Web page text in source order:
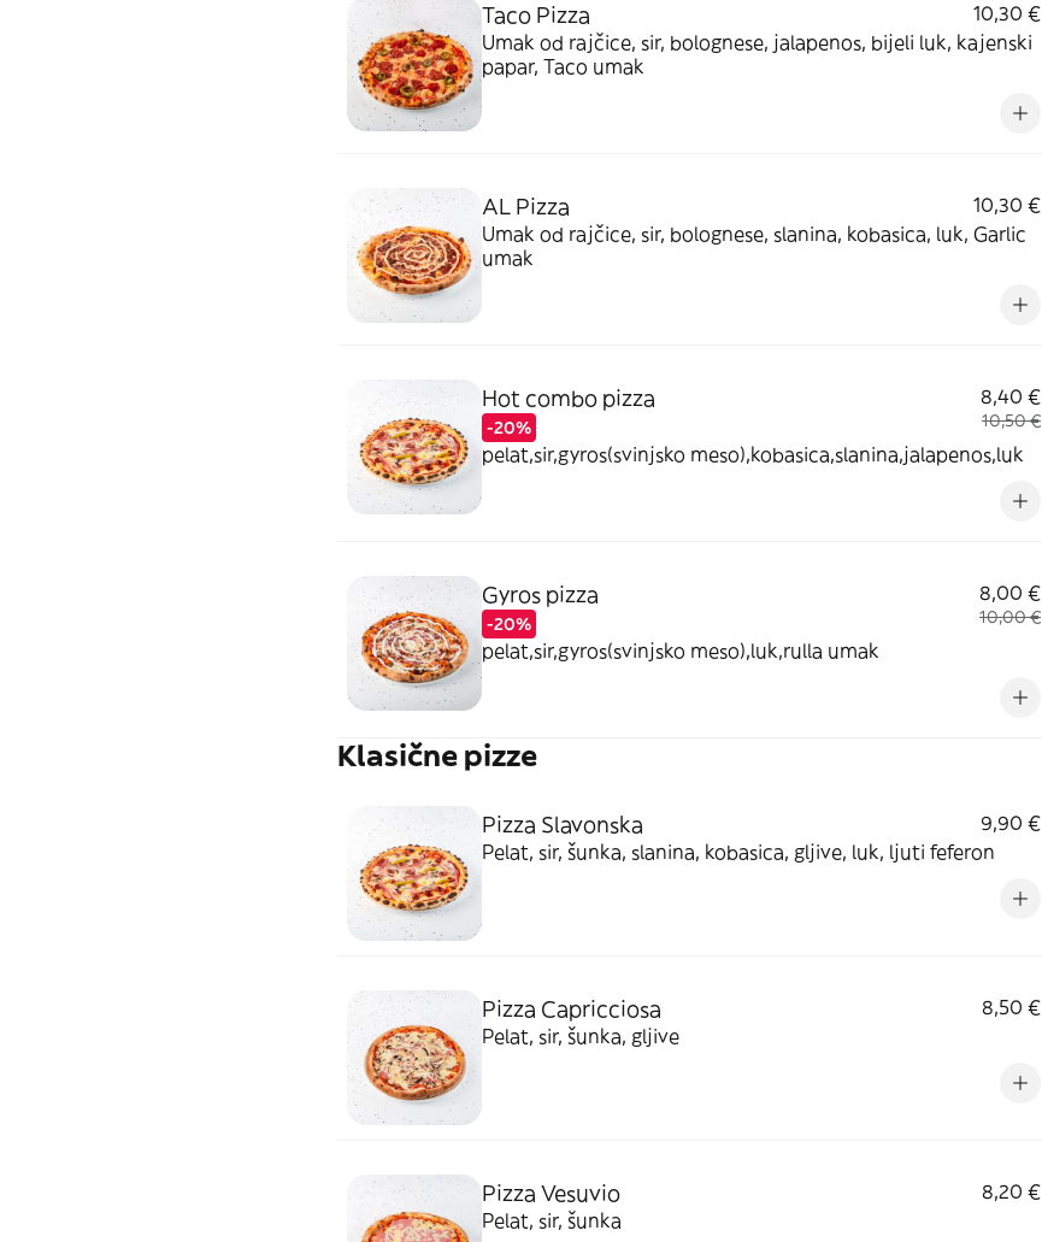
Taco Pizza
10,30 €
Umak od rajčice, sir, bolognese, jalapenos, bijeli luk, kajenski
papar, Taco umak
AL Pizza
10,30 €
Umak od rajčice, sir, bolognese, slanina, kobasica, luk, Garlic
umak
Hot combo pizza
-20%
8,40 €
10,50 €
pelat,sir,gyros(svinjsko meso),kobasica,slanina,jalapenos,luk
Gyros pizza
-20%
8,00 €
10,00 €
pelat,sir,gyros(svinjsko meso),luk,rulla umak
Klasične pizze
Pizza Slavonska
9,90 €
Pelat, sir, šunka, slanina, kobasica, gljive, luk, ljuti feferon
Pizza Capricciosa
8,50 €
Pelat, sir, šunka, gljive
Pizza Vesuvio
8,20 €
Pelat, sir, šunka